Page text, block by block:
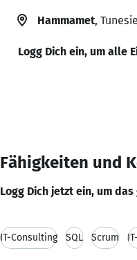
Hammamet,
Logg Dich ein, um alle
Fähigkeiten und
Logg Dich jetzt ein, um
IT-Consulting SQL Scrum